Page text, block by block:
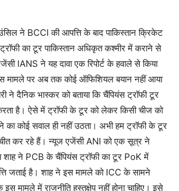
ने BCCI की आपत्ति के बाद पाकिस्तान क्रिकेट
का टूर पाकिस्तान अधिकृत कश्मीर में कराने से
IANS ने यह दावा एक रिपोर्ट के हवाले से किया
पर अब तक कोई ऑफिशियल बयान नहीं आया
ने दैनिक भास्कर को बताया कि चैंपियंस ट्रॉफी टूर
है। ऐसे में ट्रॉफी के टूर को लेकर किसी चीज को
का कोई सवाल ही नहीं उठता। अभी हम ट्रॉफी के टूर
कर रहे हैं। न्यूज एजेंसी ANI को एक सूत्र ने
शाह ने PCB के चैंपियंस ट्रॉफी का टूर PoK में
जताई है। शाह ने इस मामले को ICC के सामने
इस मामले में राजनीति हस्तक्षेप नहीं होना चाहिए। इसे